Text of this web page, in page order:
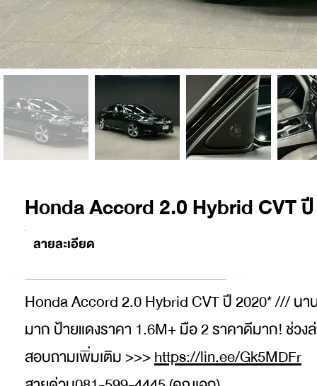
Honda Accord 2.0 Hybrid CVT
ลายละเอียด
Honda Accord 2.0 Hybrid CVT ปี 2020* /// นา
มาก ป้ายแดงราคา 1.6M+ มือ 2 ราคาดีมาก! ช่ว
สอบถามเพิ่มเติม >>>https://lin.ee/Gk5MDFr